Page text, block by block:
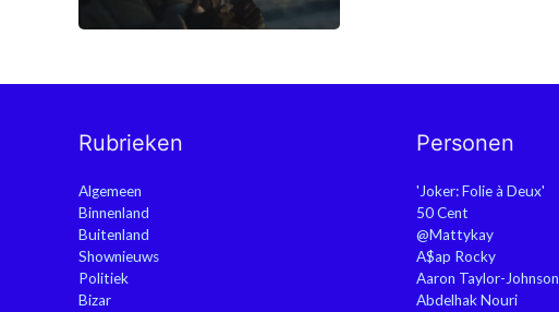
Rubrieken
Algemeen
Binnenland
Buitenland
Shownieuws
Politiek
Bizar
Personen
'Joker: Folie à Deux'
50 Cent
@Mattykay
A$ap Rocky
Aaron Taylor-Johnson
Abdelhak Nouri